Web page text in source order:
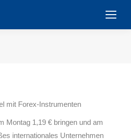
mit Forex-Instrumenten
Montag 1,19 € bringen und am
internationales Unternehmen